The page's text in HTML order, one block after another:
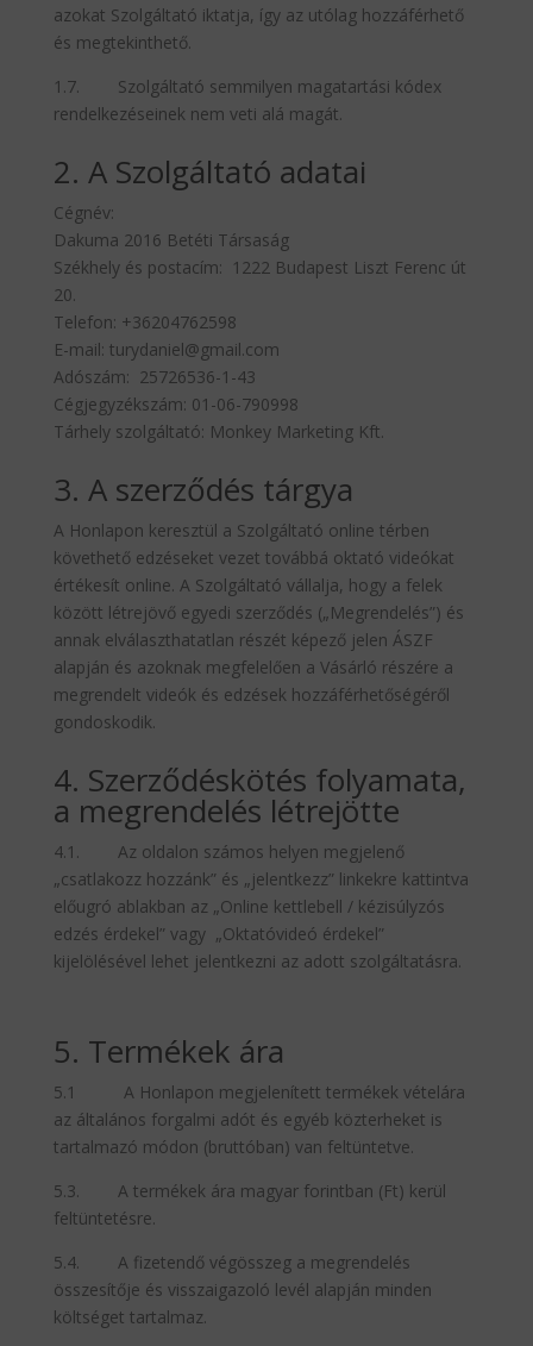
azokat Szolgáltató iktatja, így az utólag hozzáférhető
és megtekinthető.
1.7. Szolgáltató semmilyen magatartási kódex
rendelkezéseinek nem veti alá magát.
2. A Szolgáltató adatai
Cégnév:
Dakuma 2016 Betéti Társaság
Székhely és postacím: 1222 Budapest Liszt Ferenc út
20.
Telefon: +36204762598
E-mail: turydaniel@gmail.com
Adószám: 25726536-1-43
Cégjegyzékszám: 01-06-790998
Tárhely szolgáltató: Monkey Marketing Kft.
3. A szerződés tárgya
A Honlapon keresztül a Szolgáltató online térben
követhető edzéseket vezet továbbá oktató videókat
értékesít online. A Szolgáltató vállalja, hogy a felek
között létrejövő egyedi szerződés („Megrendelés”) és
annak elválaszthatatlan részét képező jelen ÁSZF
alapján és azoknak megfelelően a Vásárló részére a
megrendelt videók és edzések hozzáférhetőségéről
gondoskodik.
4. Szerződéskötés folyamata,
a megrendelés létrejötte
4.1. Az oldalon számos helyen megjelenő
„csatlakozz hozzánk” és „jelentkezz” linkekre kattintva
előugró ablakban az „Online kettlebell / kézisúlyzós
edzés érdekel” vagy „Oktatóvideó érdekel”
kijelölésével lehet jelentkezni az adott szolgáltatásra.
5. Termékek ára
5.1 A Honlapon megjelenített termékek vételára
az általános forgalmi adót és egyéb közterheket is
tartalmazó módon (bruttóban) van feltüntetve.
5.3. A termékek ára magyar forintban (Ft) kerül
feltüntetésre.
5.4. A fizetendő végösszeg a megrendelés
összesítője és visszaigazoló levél alapján minden
költséget tartalmaz.